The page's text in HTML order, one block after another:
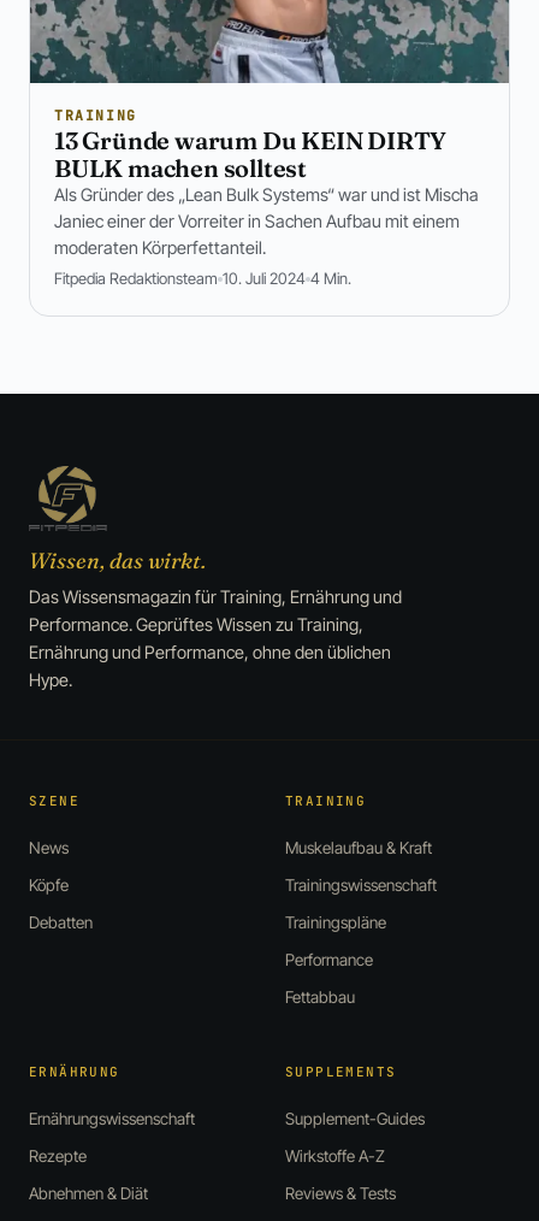
TRAINING
13 Gründe warum Du KEIN DIRTY
BULK machen solltest
Als Gründer des „Lean Bulk Systems“ war und ist Mischa
Janiec einer der Vorreiter in Sachen Aufbau mit einem
moderaten Körperfettanteil.
Fitpedia Redaktionsteam 10. Juli 2024 4 Min.
Wissen, das wirkt.
Das Wissensmagazin für Training, Ernährung und
Performance. Geprüftes Wissen zu Training,
Ernährung und Performance, ohne den üblichen
Hype.
SZENE
News
Köpfe
Debatten
TRAINING
Muskelaufbau & Kraft
Trainingswissenschaft
Trainingspläne
Performance
Fettabbau
ERNÄHRUNG
Ernährungswissenschaft
Rezepte
Abnehmen & Diät
SUPPLEMENTS
Supplement-Guides
Wirkstoffe A-Z
Reviews & Tests